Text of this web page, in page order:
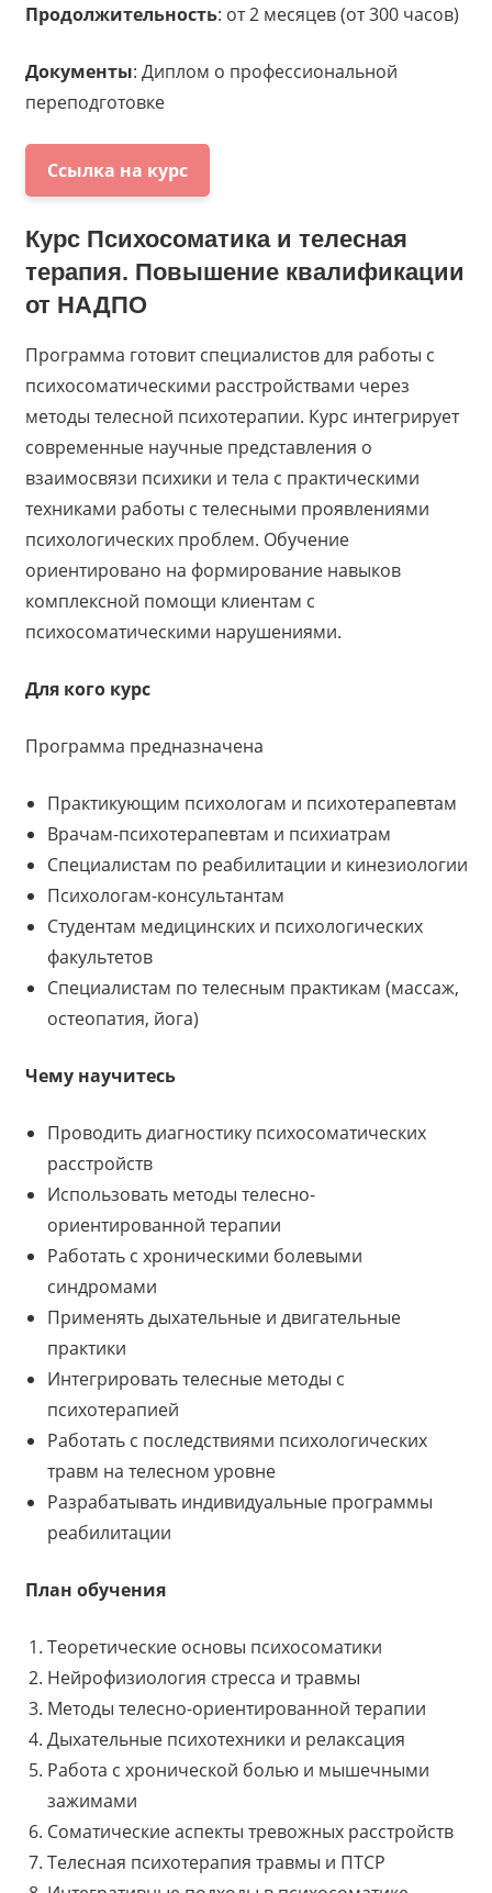
Продолжительность: от 2 месяцев (от 300 часов)
Документы: Диплом о профессиональной
переподготовке
Ссылка на курс
Курс Психосоматика и телесная
терапия. Повышение квалификации
от НАДПО
Программа готовит специалистов для работы с
психосоматическими расстройствами через
методы телесной психотерапии. Курс интегрирует
современные научные представления о
взаимосвязи психики и тела с практическими
техниками работы с телесными проявлениями
психологических проблем. Обучение
ориентировано на формирование навыков
комплексной помощи клиентам с
психосоматическими нарушениями.
Для кого курс
Программа предназначена
Практикующим психологам и психотерапевтам
Врачам-психотерапевтам и психиатрам
Специалистам по реабилитации и кинезиологии
Психологам-консультантам
Студентам медицинских и психологических
факультетов
Специалистам по телесным практикам (массаж,
остеопатия, йога)
Чему научитесь
Проводить диагностику психосоматических
расстройств
Использовать методы телесно-
ориентированной терапии
Работать с хроническими болевыми
синдромами
Применять дыхательные и двигательные
практики
Интегрировать телесные методы с
психотерапией
Работать с последствиями психологических
травм на телесном уровне
Разрабатывать индивидуальные программы
реабилитации
План обучения
Теоретические основы психосоматики
Нейрофизиология стресса и травмы
Методы телесно-ориентированной терапии
Дыхательные психотехники и релаксация
Работа с хронической болью и мышечными
зажимами
Соматические аспекты тревожных расстройств
Телесная психотерапия травмы и ПТСР